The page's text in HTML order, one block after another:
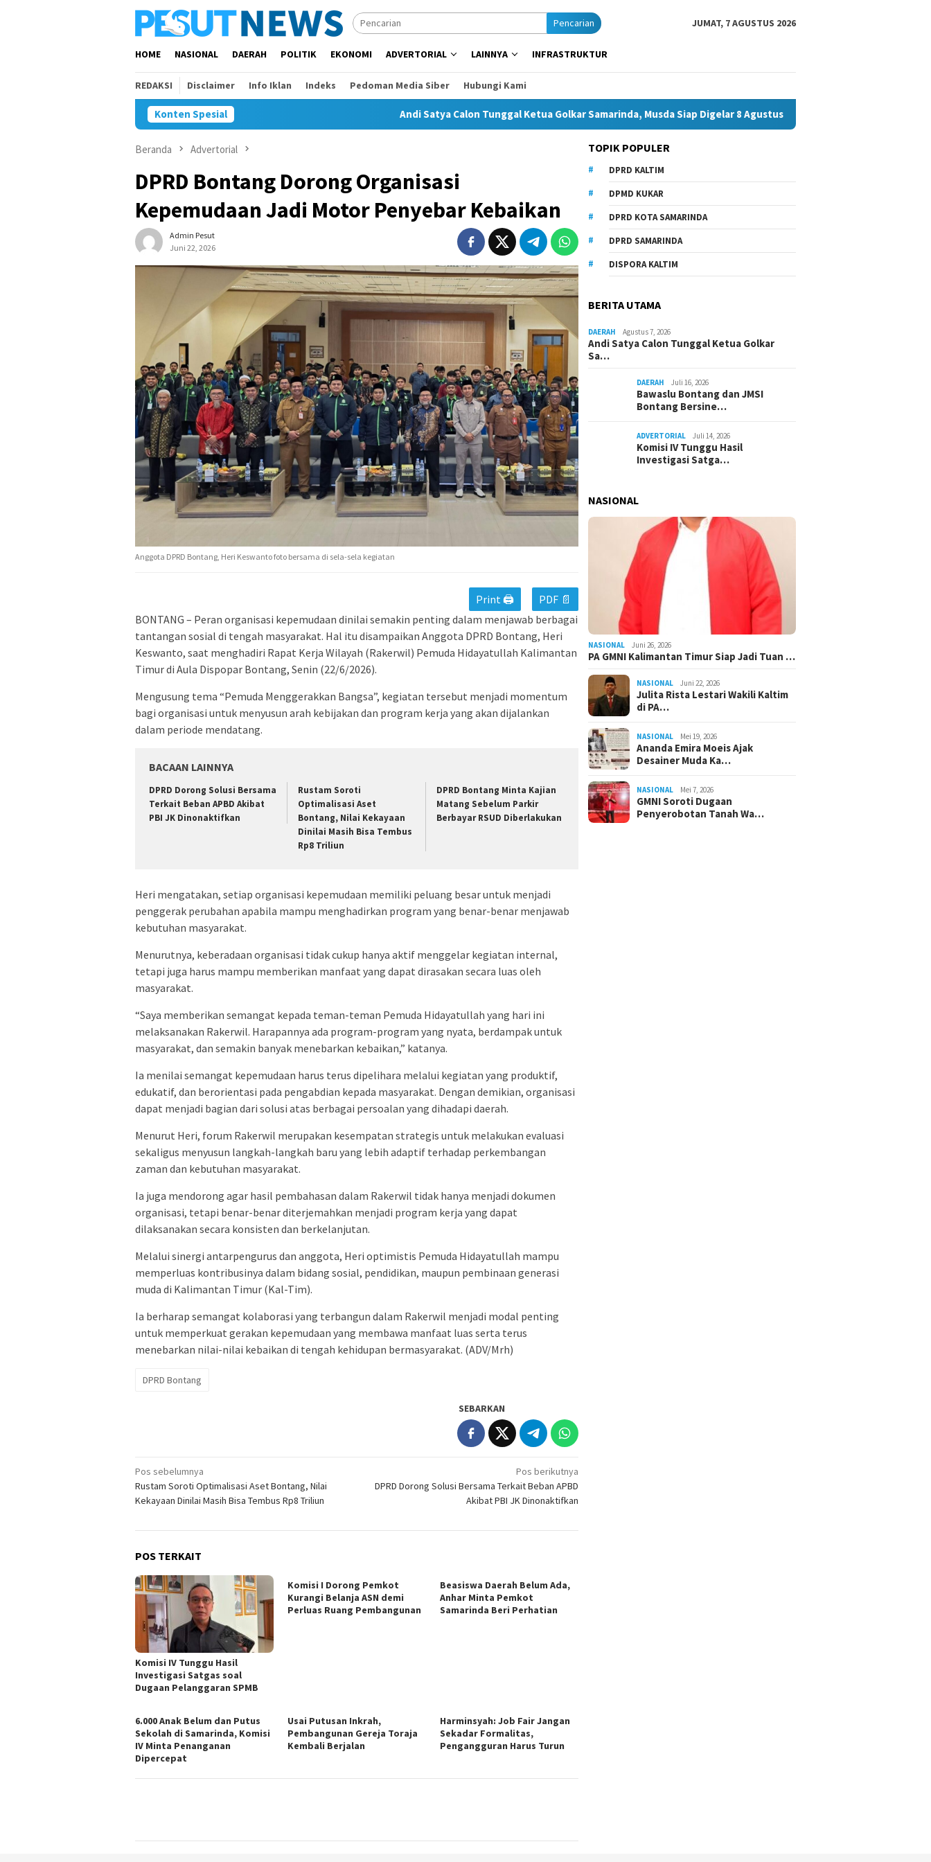
Pencarian JUMAT, 7 AGUSTUS 2026
HOME NASIONAL DAERAH POLITIK EKONOMI ADVERTORIAL LAINNYA INFRASTRUKTUR
REDAKSI Disclaimer Info Iklan Indeks Pedoman Media Siber Hubungi Kami
Konten Spesial Andi Satya Calon Tunggal Ketua Golkar Samarinda, Musda Siap Digelar 8 Agustus 2026
Beranda Advertorial
DPRD Bontang Dorong Organisasi
Kepemudaan Jadi Motor Penyebar Kebaikan
Admin Pesut
Juni 22, 2026
Anggota DPRD Bontang, Heri Keswanto foto bersama di sela-sela kegiatan
Print 🖨
PDF 📄
BONTANG – Peran organisasi kepemudaan dinilai semakin penting dalam menjawab berbagai
tantangan sosial di tengah masyarakat. Hal itu disampaikan Anggota DPRD Bontang, Heri
Keswanto, saat menghadiri Rapat Kerja Wilayah (Rakerwil) Pemuda Hidayatullah Kalimantan
Timur di Aula Dispopar Bontang, Senin (22/6/2026).
Mengusung tema “Pemuda Menggerakkan Bangsa”, kegiatan tersebut menjadi momentum
bagi organisasi untuk menyusun arah kebijakan dan program kerja yang akan dijalankan
dalam periode mendatang.
BACAAN LAINNYA
DPRD Dorong Solusi Bersama
Terkait Beban APBD Akibat
PBI JK Dinonaktifkan
Rustam Soroti
Optimalisasi Aset
Bontang, Nilai Kekayaan
Dinilai Masih Bisa Tembus
Rp8 Triliun
DPRD Bontang Minta Kajian
Matang Sebelum Parkir
Berbayar RSUD Diberlakukan
Heri mengatakan, setiap organisasi kepemudaan memiliki peluang besar untuk menjadi
penggerak perubahan apabila mampu menghadirkan program yang benar-benar menjawab
kebutuhan masyarakat.
Menurutnya, keberadaan organisasi tidak cukup hanya aktif menggelar kegiatan internal,
tetapi juga harus mampu memberikan manfaat yang dapat dirasakan secara luas oleh
masyarakat.
“Saya memberikan semangat kepada teman-teman Pemuda Hidayatullah yang hari ini
melaksanakan Rakerwil. Harapannya ada program-program yang nyata, berdampak untuk
masyarakat, dan semakin banyak menebarkan kebaikan,” katanya.
Ia menilai semangat kepemudaan harus terus dipelihara melalui kegiatan yang produktif,
edukatif, dan berorientasi pada pengabdian kepada masyarakat. Dengan demikian, organisasi
dapat menjadi bagian dari solusi atas berbagai persoalan yang dihadapi daerah.
Menurut Heri, forum Rakerwil merupakan kesempatan strategis untuk melakukan evaluasi
sekaligus menyusun langkah-langkah baru yang lebih adaptif terhadap perkembangan
zaman dan kebutuhan masyarakat.
Ia juga mendorong agar hasil pembahasan dalam Rakerwil tidak hanya menjadi dokumen
organisasi, tetapi benar-benar diterjemahkan menjadi program kerja yang dapat
dilaksanakan secara konsisten dan berkelanjutan.
Melalui sinergi antarpengurus dan anggota, Heri optimistis Pemuda Hidayatullah mampu
memperluas kontribusinya dalam bidang sosial, pendidikan, maupun pembinaan generasi
muda di Kalimantan Timur (Kal-Tim).
Ia berharap semangat kolaborasi yang terbangun dalam Rakerwil menjadi modal penting
untuk memperkuat gerakan kepemudaan yang membawa manfaat luas serta terus
menebarkan nilai-nilai kebaikan di tengah kehidupan bermasyarakat. (ADV/Mrh)
DPRD Bontang
SEBARKAN
Navigasi
pos
Pos sebelumnya
Rustam Soroti Optimalisasi Aset Bontang, Nilai
Kekayaan Dinilai Masih Bisa Tembus Rp8 Triliun
Pos berikutnya
DPRD Dorong Solusi Bersama Terkait Beban APBD
Akibat PBI JK Dinonaktifkan
POS TERKAIT
Komisi IV Tunggu Hasil
Investigasi Satgas soal
Dugaan Pelanggaran SPMB
Komisi I Dorong Pemkot
Kurangi Belanja ASN demi
Perluas Ruang Pembangunan
Beasiswa Daerah Belum Ada,
Anhar Minta Pemkot
Samarinda Beri Perhatian
6.000 Anak Belum dan Putus
Sekolah di Samarinda, Komisi
IV Minta Penanganan
Dipercepat
Usai Putusan Inkrah,
Pembangunan Gereja Toraja
Kembali Berjalan
Harminsyah: Job Fair Jangan
Sekadar Formalitas,
Pengangguran Harus Turun
TOPIK POPULER
DPRD KALTIM
DPMD KUKAR
DPRD KOTA SAMARINDA
DPRD SAMARINDA
DISPORA KALTIM
BERITA UTAMA
DAERAH Agustus 7, 2026
Andi Satya Calon Tunggal Ketua Golkar
Sa…
DAERAH Juli 16, 2026
Bawaslu Bontang dan JMSI
Bontang Bersine…
ADVERTORIAL Juli 14, 2026
Komisi IV Tunggu Hasil
Investigasi Satga…
NASIONAL
NASIONAL Juni 26, 2026
PA GMNI Kalimantan Timur Siap Jadi Tuan …
NASIONAL Juni 22, 2026
Julita Rista Lestari Wakili Kaltim
di PA…
NASIONAL Mei 19, 2026
Ananda Emira Moeis Ajak
Desainer Muda Ka…
NASIONAL Mei 7, 2026
GMNI Soroti Dugaan
Penyerobotan Tanah Wa…